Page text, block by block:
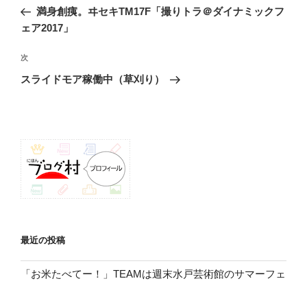
ナ
ゲ
ー
ン
の
投
満身創痍。ヰセキTM17F「撮りトラ＠ダイナミックフ
ェア2017」
次
の
次
スライドモア稼働中（草刈り）
最近の投稿
「お米たべてー！」TEAMは週末水戸芸術館のサマーフェ